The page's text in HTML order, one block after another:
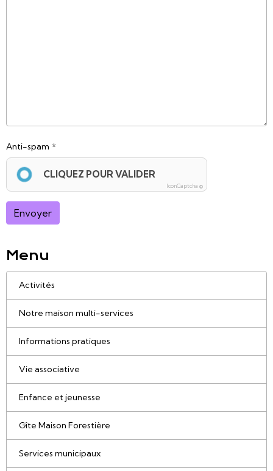
Anti-spam
CLIQUEZ POUR VALIDER
IconCaptcha ©
Envoyer
Menu
Activités
Notre maison multi-services
Informations pratiques
Vie associative
Enfance et jeunesse
Gîte Maison Forestière
Services municipaux